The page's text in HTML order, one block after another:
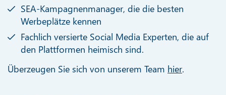
SEA-Kampagnenmanager, die die besten
Werbeplätze kennen
Fachlich versierte Social Media Experten, die auf
den Plattformen heimisch sind.
Überzeugen Sie sich von unserem Team hier.